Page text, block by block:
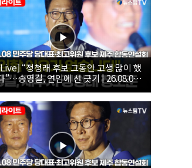
그동안 고생 많이 했
송영길, 연임에 선 긋기 | 26.08.08
민주당 당대표·최고위원 후보 제주 합
회